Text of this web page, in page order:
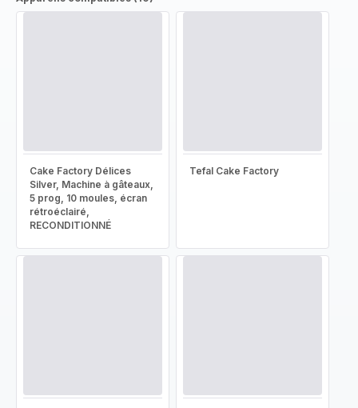
Cake Factory Délices
Silver, Machine à gâteaux,
5 prog, 10 moules, écran
rétroéclairé,
RECONDITIONNÉ
Tefal Cake Factory